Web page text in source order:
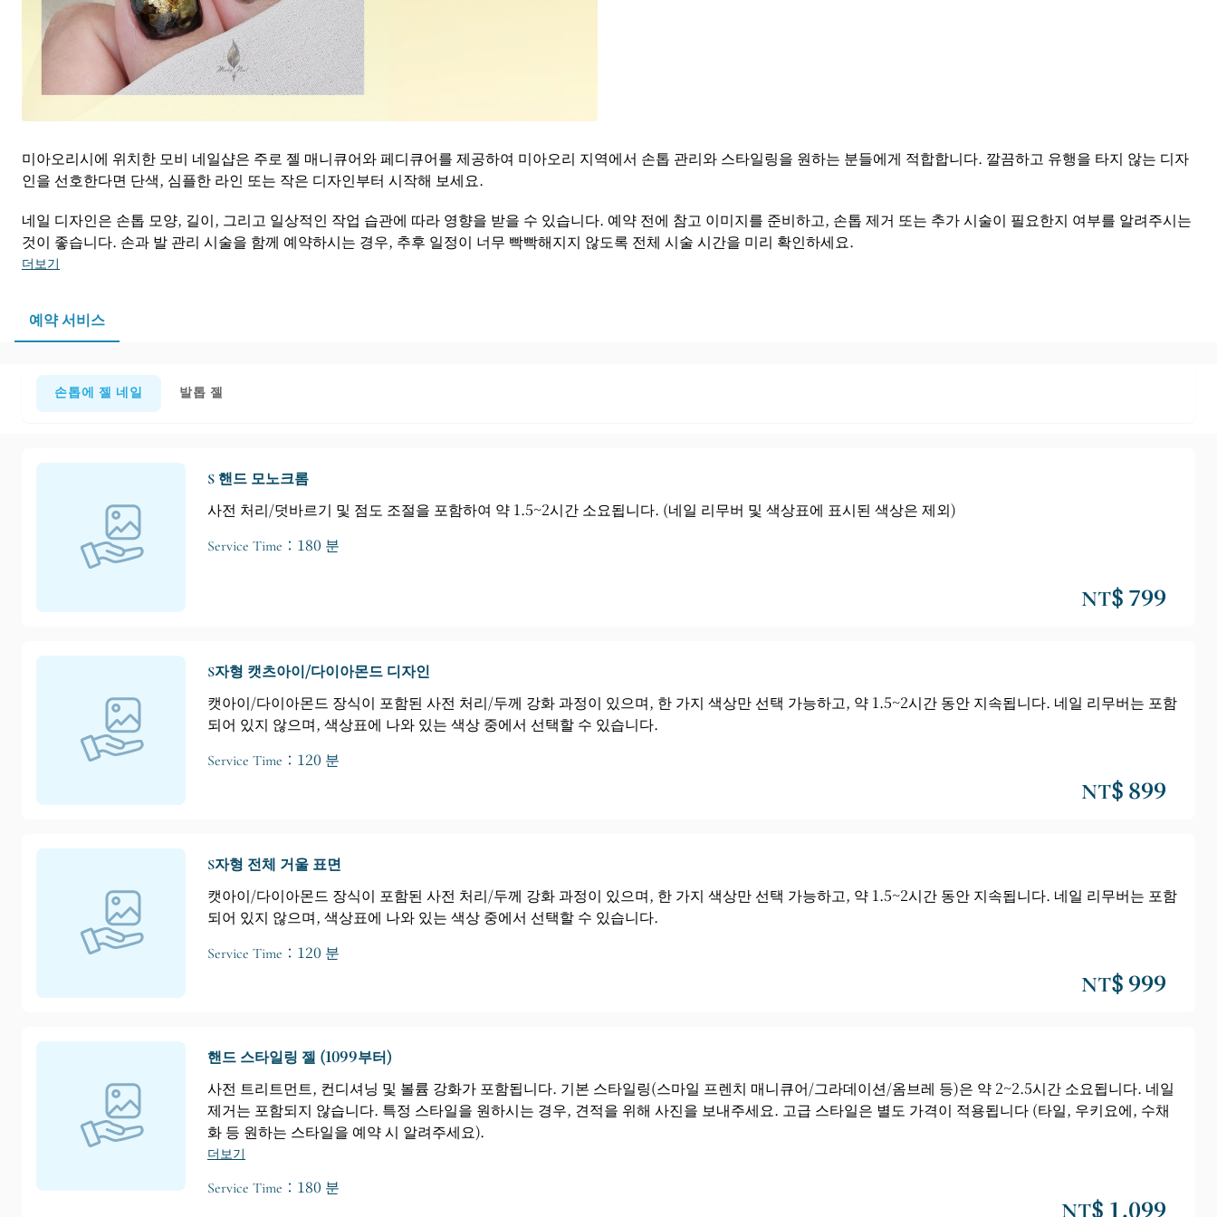
미아오리시에 위치한 모비 네일샵은 주로 젤 매니큐어와 페디큐어를 제공하여 미아오리 지역에서 손톱 관리와 스타일링을 원하는 분들에게 적합합니다. 깔끔하고 유행을 타지 않는 디자
인을 선호한다면 단색, 심플한 라인 또는 작은 디자인부터 시작해 보세요.
네일 디자인은 손톱 모양, 길이, 그리고 일상적인 작업 습관에 따라 영향을 받을 수 있습니다. 예약 전에 참고 이미지를 준비하고, 손톱 제거 또는 추가 시술이 필요한지 여부를 알려주시는
것이 좋습니다. 손과 발 관리 시술을 함께 예약하시는 경우, 추후 일정이 너무 빡빡해지지 않도록 전체 시술 시간을 미리 확인하세요.
더보기
예약 서비스
손톱에 젤 네일 발톱 젤
S 핸드 모노크롬
사전 처리/덧바르기 및 점도 조절을 포함하여 약 1.5~2시간 소요됩니다. (네일 리무버 및 색상표에 표시된 색상은 제외)
Service Time：180 분
NT$ 799
S자형 캣츠아이/다이아몬드 디자인
캣아이/다이아몬드 장식이 포함된 사전 처리/두께 강화 과정이 있으며, 한 가지 색상만 선택 가능하고, 약 1.5~2시간 동안 지속됩니다. 네일 리무버는 포함
되어 있지 않으며, 색상표에 나와 있는 색상 중에서 선택할 수 있습니다.
Service Time：120 분
NT$ 899
S자형 전체 거울 표면
캣아이/다이아몬드 장식이 포함된 사전 처리/두께 강화 과정이 있으며, 한 가지 색상만 선택 가능하고, 약 1.5~2시간 동안 지속됩니다. 네일 리무버는 포함
되어 있지 않으며, 색상표에 나와 있는 색상 중에서 선택할 수 있습니다.
Service Time：120 분
NT$ 999
핸드 스타일링 젤 (1099부터)
사전 트리트먼트, 컨디셔닝 및 볼륨 강화가 포함됩니다. 기본 스타일링(스마일 프렌치 매니큐어/그라데이션/옴브레 등)은 약 2~2.5시간 소요됩니다. 네일
제거는 포함되지 않습니다. 특정 스타일을 원하시는 경우, 견적을 위해 사진을 보내주세요. 고급 스타일은 별도 가격이 적용됩니다 (타일, 우키요에, 수채
화 등 원하는 스타일을 예약 시 알려주세요).
더보기
Service Time：180 분
NT$ 1,099